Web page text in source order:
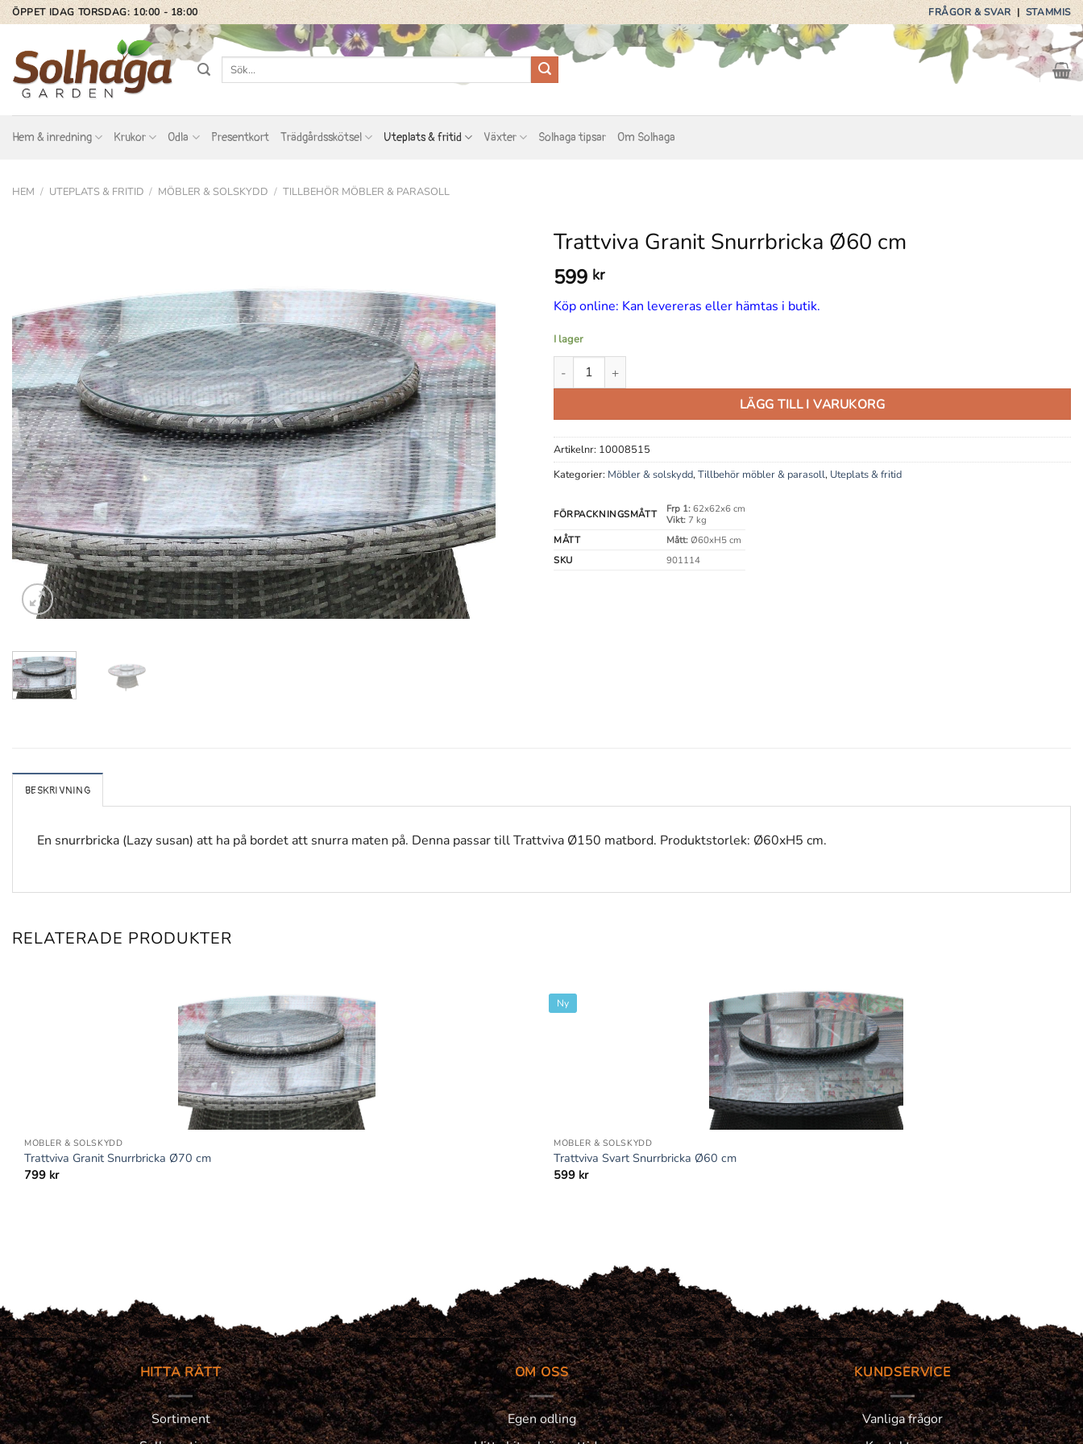
Skip
to
content
ÖPPET IDAG TORSDAG: 10:00 - 18:00 FRÅGOR & SVAR|STAMMIS
Sök
Hem & inredning Krukor Odla Presentkort Trädgårdsskötsel Uteplats & fritid Växter Solhaga tipsar Om Solhaga
HEM / UTEPLATS & FRITID / MÖBLER & SOLSKYDD / TILLBEHÖR MÖBLER & PARASOLL
Trattviva Granit Snurrbricka Ø60 cm
599 kr
Köp online: Kan levereras eller hämtas i butik.
I lager
Trattviva Granit Snurrbricka Ø60 cm mängd
LÄGG TILL I VARUKORG
Artikelnr: 10008515
Kategorier: Möbler & solskydd,Tillbehör möbler & parasoll, Uteplats & fritid
FÖRPACKNINGSMÅTT Frp 1:62x62x6 cm
Vikt:7 kg
MÅTT
Mått:Ø60xH5 cm
SKU
901114
BESKRIVNING
En snurrbricka (Lazy susan) att ha på bordet att snurra maten på. Denna passar till Trattviva Ø150 matbord. Produktstorlek: Ø60xH5 cm.
RELATERADE PRODUKTER
MÖBLER & SOLSKYDD
Trattviva Granit Snurrbricka Ø70 cm
799 kr
Ny
MÖBLER & SOLSKYDD
Trattviva Svart Snurrbricka Ø60 cm
599 kr
HITTA RÄTT
Sortiment
OM OSS
Egen odling
KUNDSERVICE
Vanliga frågor